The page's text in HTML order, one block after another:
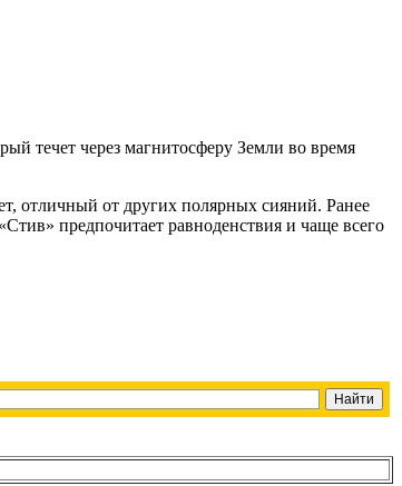
течет через магнитосферу Земли во время
отличный от других полярных сияний. Ранее
предпочитает равноденствия и чаще всего